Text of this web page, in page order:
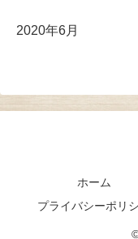
2020年6月
ホーム
プライバシーポリ